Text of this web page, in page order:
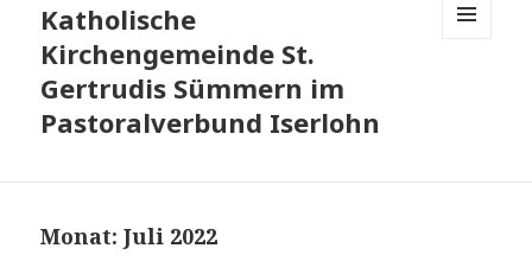
Katholische
Kirchengemeinde St.
Gertrudis Sümmern im
Pastoralverbund Iserlohn
Monat:Juli 2022